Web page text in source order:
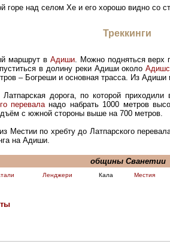
горе над селом Хе и его хорошо видно со
Треккинги
маршрут в Адиши. Можно подняться верх
в долину реки Адиши около
– Богреши и основная трасса. Из Адиши
дорога, по которой
переваланадо набрать 1000 метров
с южной стороны выше на 700 метров.
Местии по хребту до Латпарского
на Адиши.
общины Сванетии
Ленджери Кала Местия